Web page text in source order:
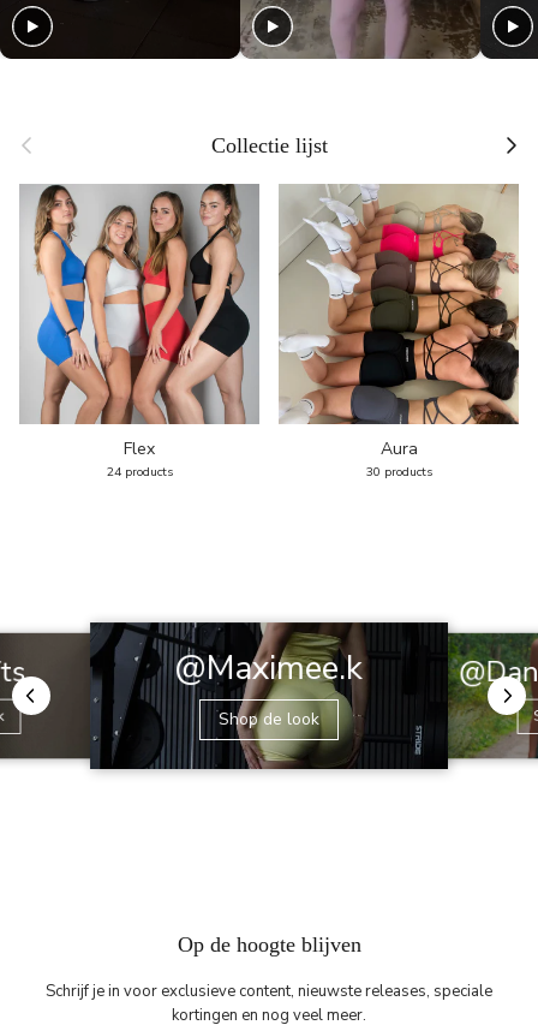
Previous Collectie lijst Next
Flex
24 products
Aura
30 products
@Maximee.k
Shop de look
Op de hoogte blijven
Schrijf je in voor exclusieve content, nieuwste releases, speciale
kortingen en nog veel meer.